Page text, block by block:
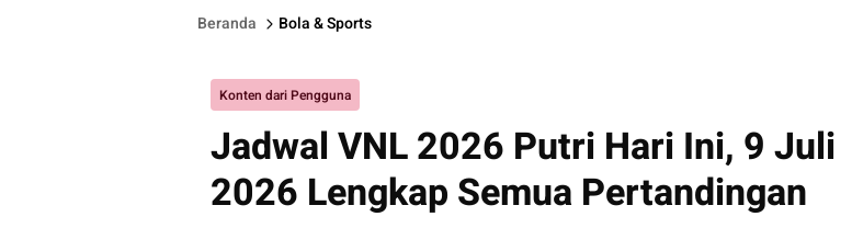
Beranda Bola & Sports
Konten dari Pengguna
Jadwal VNL 2026 Putri Hari Ini, 9 Juli
2026 Lengkap Semua Pertandingan